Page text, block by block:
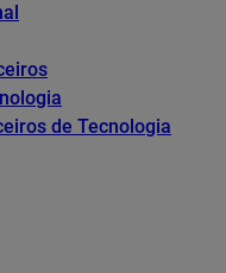
de Tecnologia